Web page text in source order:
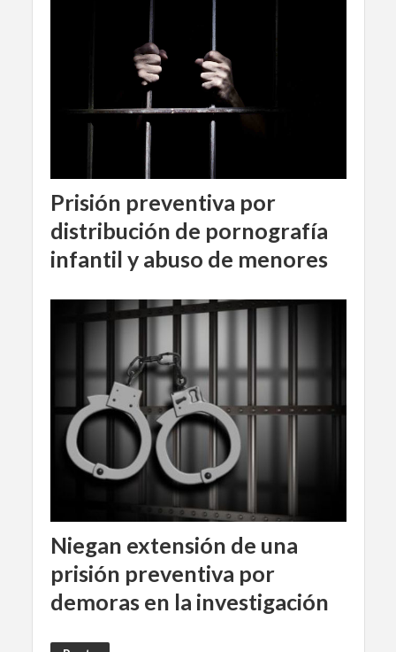
Prisión preventiva por
distribución de pornografía
infantil y abuso de menores
Niegan extensión de una
prisión preventiva por
demoras en la investigación